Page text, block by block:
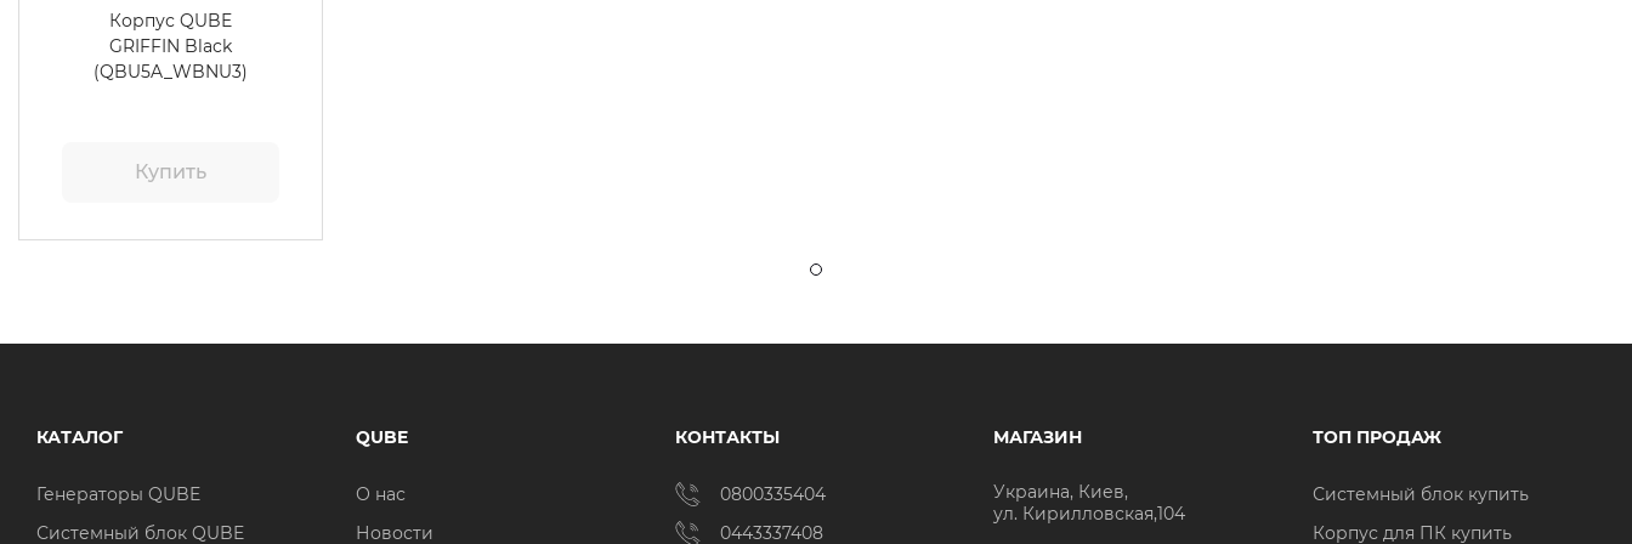
Корпус QUBE
GRIFFIN Black
(QBU5A_WBNU3)
Купить
КАТАЛОГ
Генераторы QUBE
Системный блок QUBE
QUBE
О нас
Новости
КОНТАКТЫ
0800335404
0443337408
МАГАЗИН
Украина, Киев,
ул. Кирилловская,104
ТОП ПРОДАЖ
Системный блок купить
Корпус для ПК купить